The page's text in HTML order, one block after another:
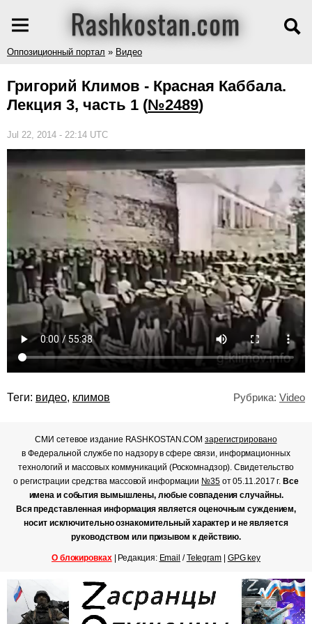
Rashkostan.com
Оппозиционный портал » Видео
Григорий Климов - Красная Каббала.
Лекция 3, часть 1 (№2489)
Jul 22, 2014 - 22:14 UTC
Теги: видео, климов Рубрика: Video
СМИ сетевое издание RASHKOSTAN.COMзарегистрировано
в Федеральной службе по надзору в сфере связи, информационных
технологий и массовых коммуникаций (Роскомнадзор). Свидетельство
о регистрации средства массовой информации №35от 05.11.2017 г. Все
имена и события вымышлены, любые совпадения случайны.
Вся представленная информация является оценочным суждением,
носит исключительно ознакомительный характер и не является
руководством или призывом к действию.
О блокировках| Редакция: Email /Telegram| GPG key